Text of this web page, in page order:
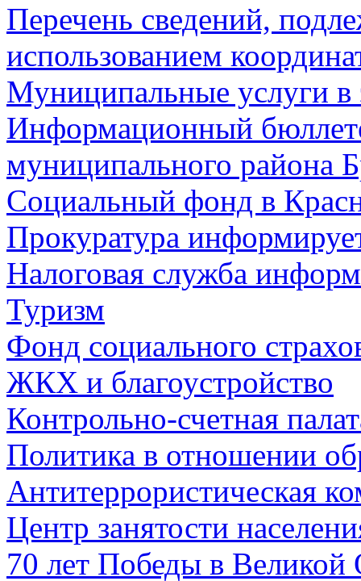
Перечень сведений,
использованием
Муниципальные услуги в
Информационный
муниципального района
Социальный фонд в
Прокуратура
Налоговая служба
Туризм
Фонд социального
ЖКХ и благоустройство
Контрольно-счетная
Политика в отношении
Антитеррористическая
Центр занятости
70 лет Победы в Великой